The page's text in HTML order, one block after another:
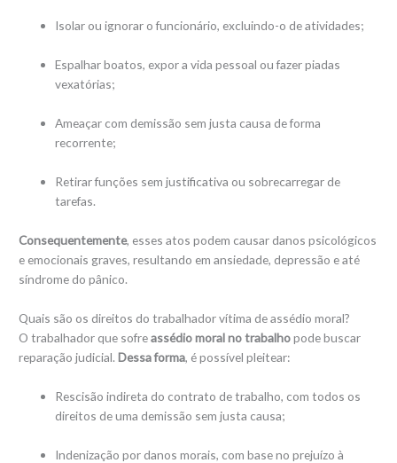
Isolar ou ignorar o funcionário, excluindo-o de atividades;
Espalhar boatos, expor a vida pessoal ou fazer piadas
vexatórias;
Ameaçar com demissão sem justa causa de forma
recorrente;
Retirar funções sem justificativa ou sobrecarregar de
tarefas.
Consequentemente, esses atos podem causar danos psicológicos
e emocionais graves, resultando em ansiedade, depressão e até
síndrome do pânico.
Quais são os direitos do trabalhador vítima de assédio moral?
O trabalhador que sofreassédio moral no trabalhopode buscar
reparação judicial.Dessa forma, é possível pleitear:
Rescisão indireta do contrato de trabalho, com todos os
direitos de uma demissão sem justa causa;
Indenização por danos morais, com base no prejuízo à